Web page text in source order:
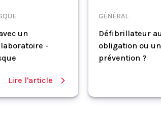
un
-
Lire l'article
GÉNÉRAL
Défibrillateur
obligation ou
prévention ?